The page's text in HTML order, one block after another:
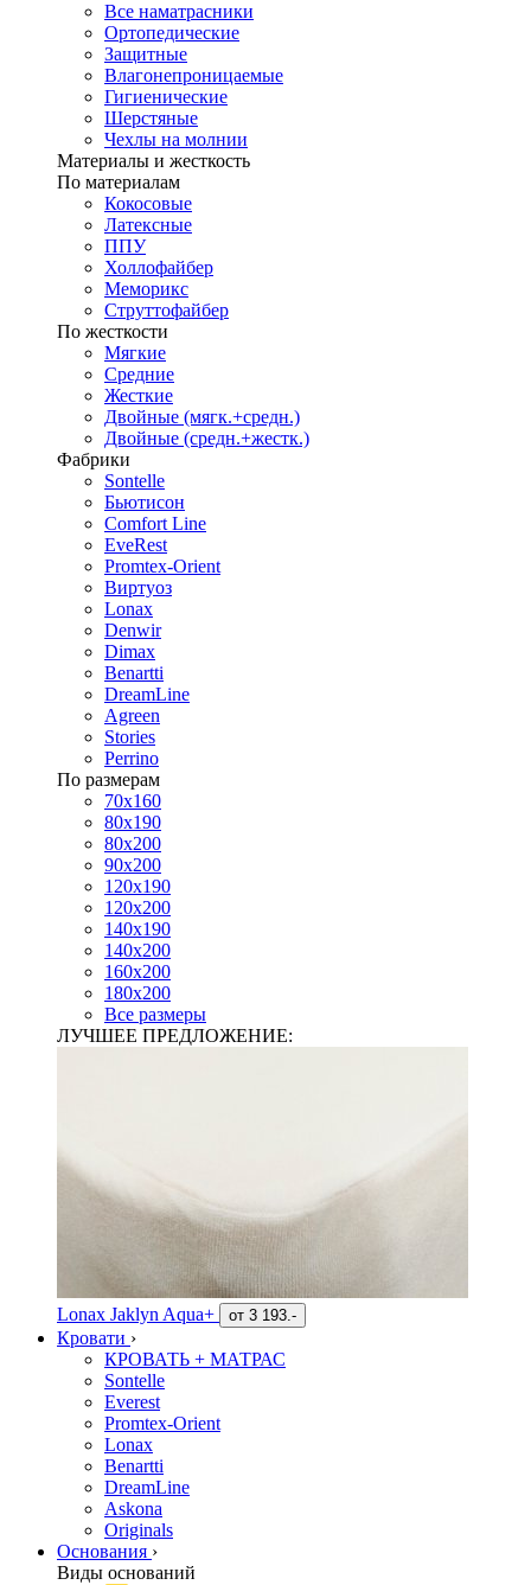
Все наматрасники
Ортопедические
Защитные
Влагонепроницаемые
Гигиенические
Шерстяные
Чехлы на молнии
Материалы и жесткость
По материалам
Кокосовые
Латексные
ППУ
Холлофайбер
Меморикс
Струттофайбер
По жесткости
Мягкие
Средние
Жесткие
Двойные (мягк.+средн.)
Двойные (средн.+жестк.)
Фабрики
Sontelle
Бьютисон
Comfort Line
EveRest
Promtex-Orient
Виртуоз
Lonax
Denwir
Dimax
Benartti
DreamLine
Agreen
Stories
Perrino
По размерам
70х160
80х190
80х200
90х200
120х190
120х200
140х190
140х200
160х200
180х200
Все размеры
ЛУЧШЕЕ ПРЕДЛОЖЕНИЕ:
Lonax Jaklyn Aqua+ от 3 193.-
Кровати ›
КРОВАТЬ + МАТРАС
Sontelle
Everest
Promtex-Orient
Lonax
Benartti
DreamLine
Askona
Originals
Основания ›
Виды оснований